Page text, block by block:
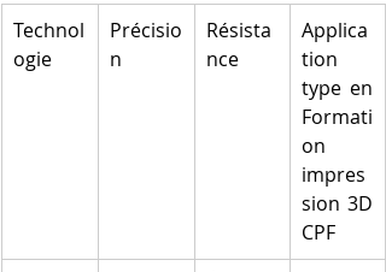
Technol
ogie
Précisio
n
Résista
nce
Applica
tion
type en
Formati
on
impres
sion 3D
CPF